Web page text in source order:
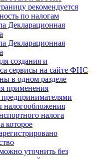
рекомендуется
по налогам
Декларационная
Декларационная
создания и
сервисы на сайте ФНС
в одном разделе
применения
налогообложения
налога
которое
уточнить без